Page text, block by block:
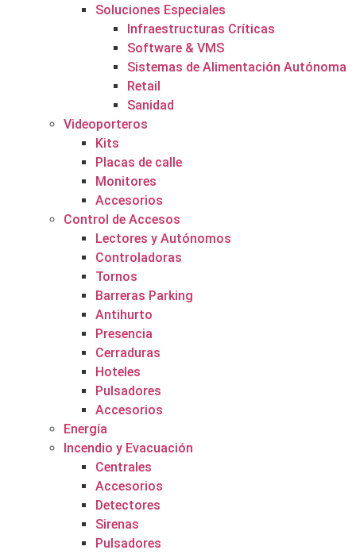
Soluciones Especiales
Infraestructuras Críticas
Software & VMS
Sistemas de Alimentación Autónoma
Retail
Sanidad
Videoporteros
Kits
Placas de calle
Monitores
Accesorios
Control de Accesos
Lectores y Autónomos
Controladoras
Tornos
Barreras Parking
Antihurto
Presencia
Cerraduras
Hoteles
Pulsadores
Accesorios
Energía
Incendio y Evacuación
Centrales
Accesorios
Detectores
Sirenas
Pulsadores